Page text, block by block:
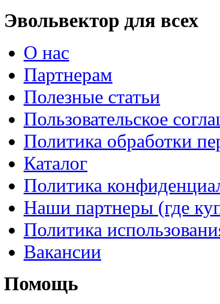
Эвольвектор для всех
О нас
Партнерам
Полезные статьи
Пользовательское
Политика обработки
Каталог
Политика
Наши партнеры (где
Политика
Вакансии
Помощь